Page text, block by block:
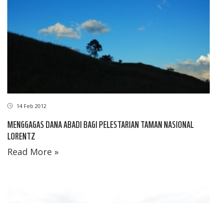
14 Feb 2012
MENGGAGAS DANA ABADI BAGI PELESTARIAN TAMAN NASIONAL
LORENTZ
Read More »